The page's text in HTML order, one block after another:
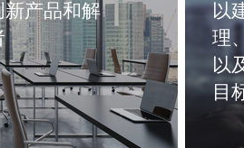
产品和解
以
理
以
目